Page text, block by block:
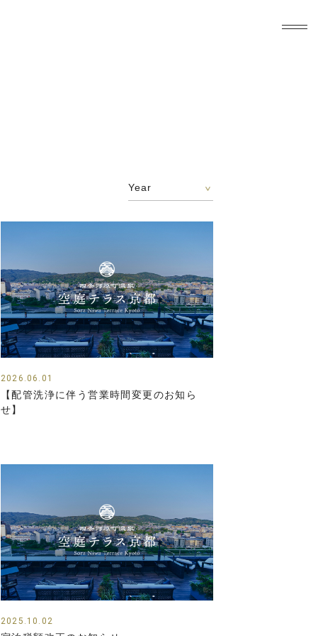
Year
2026.06.01
【配管洗浄に伴う営業時間変更のお知ら
せ】
2025.10.02